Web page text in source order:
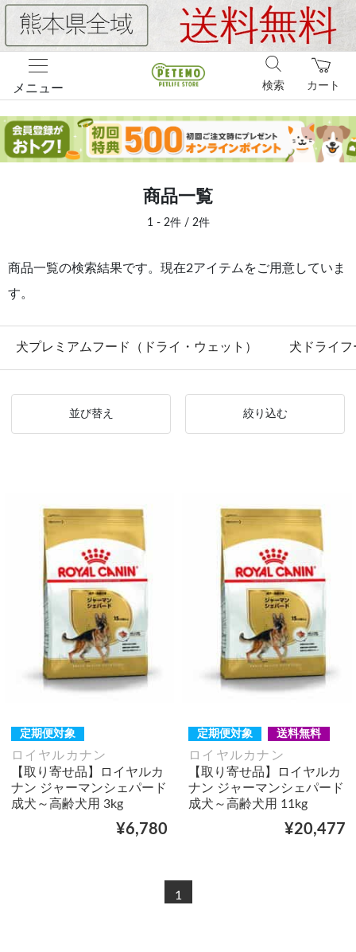
メニュー カート
検索
商品一覧
1 - 2件 / 2件
商品一覧の検索結果です。現在2アイテムをご用意していま
す。
犬プレミアムフード（ドライ・ウェット） 犬ドライフ
並び替え 絞り込む
定期便対象
ロイヤルカナン
【取り寄せ品】ロイヤルカ
ナン ジャーマンシェパード
成犬～高齢犬用 3kg
¥6,780
定期便対象 送料無料
ロイヤルカナン
【取り寄せ品】ロイヤルカ
ナン ジャーマンシェパード
成犬～高齢犬用 11kg
¥20,477
1